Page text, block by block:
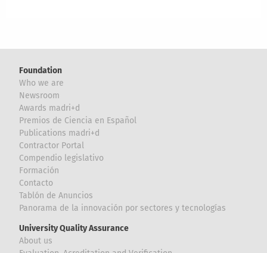
Foundation
Who we are
Newsroom
Awards madri+d
Premios de Ciencia en Español
Publications madri+d
Contractor Portal
Compendio legislativo
Formación
Contacto
Tablón de Anuncios
Panorama de la innovación por sectores y tecnologías
University Quality Assurance
About us